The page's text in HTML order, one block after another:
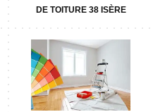
DE TOITURE 38 ISÈRE